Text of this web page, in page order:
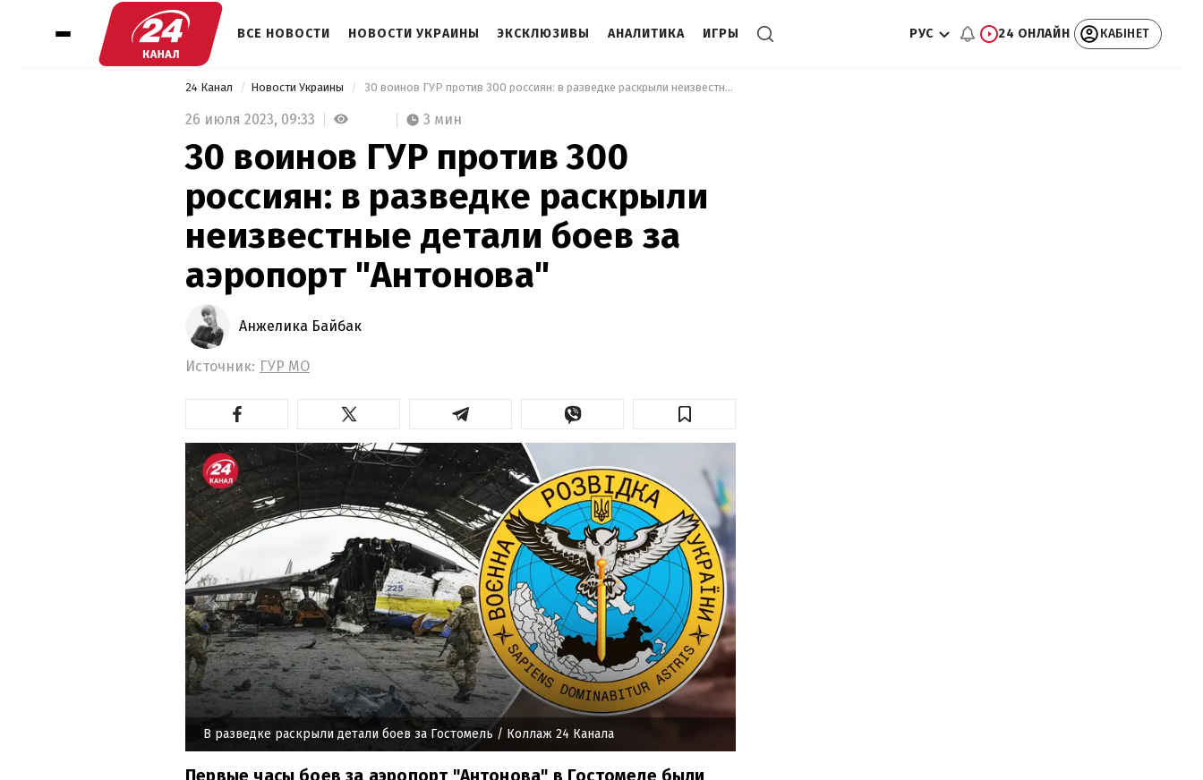
ВСЕ НОВОСТИ НОВОСТИ УКРАИНЫ ЭКСКЛЮЗИВЫ АНАЛИТИКА ИГРЫ РУС 24 ОНЛАЙН КАБІНЕТ
24 Канал Новости Украины 30 воинов ГУР против 300 россиян: в разведке раскрыли неизвестные детали боев за аэропорт "Антонова"
26 июля 2023, 09:33 3 мин
30 воинов ГУР против 300
россиян: в разведке раскрыли
неизвестные детали боев за
аэропорт "Антонова"
Анжелика Байбак
Источник: ГУР МО
В разведке раскрыли детали боев за Гостомель / Коллаж 24 Канала